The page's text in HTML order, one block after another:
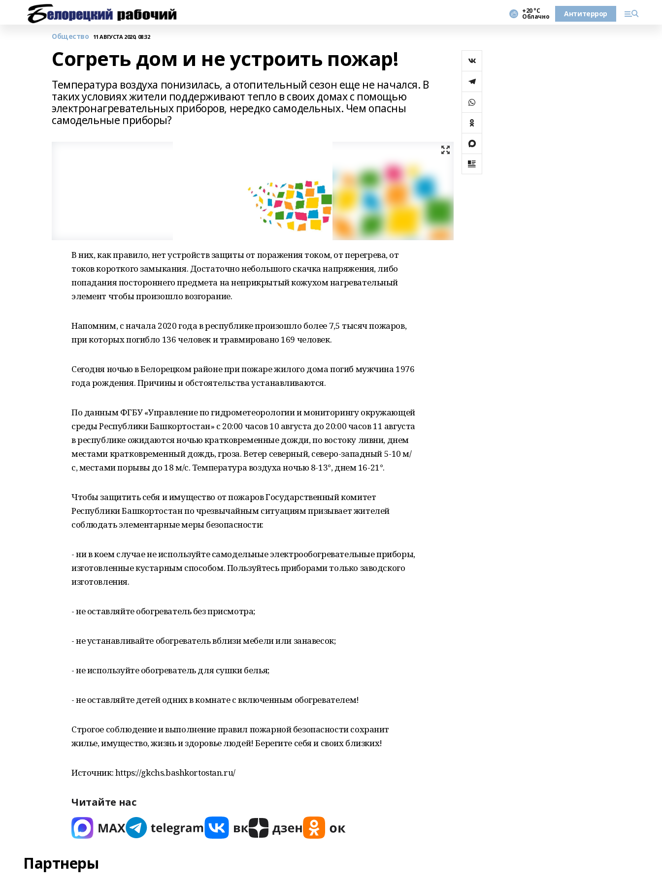
+20 °С
Облачно Антитеррор
Общество 11 АВГУСТА 2020, 08:32
Согреть дом и не устроить пожар!
Температура воздуха понизилась, а отопительный сезон еще не начался. В
таких условиях жители поддерживают тепло в своих домах с помощью
электронагревательных приборов, нередко самодельных. Чем опасны
самодельные приборы?
В них, как правило, нет устройств защиты от поражения током, от перегрева, от
токов короткого замыкания. Достаточно небольшого скачка напряжения, либо
попадания постороннего предмета на неприкрытый кожухом нагревательный
элемент чтобы произошло возгорание.
Напомним, с начала 2020 года в республике произошло более 7,5 тысяч пожаров,
при которых погибло 136 человек и травмировано 169 человек.
Сегодня ночью в Белорецком районе при пожаре жилого дома погиб мужчина 1976
года рождения. Причины и обстоятельства устанавливаются.
По данным ФГБУ «Управление по гидрометеорологии и мониторингу окружающей
среды Республики Башкортостан» с 20:00 часов 10 августа до 20:00 часов 11 августа
в республике ожидаются ночью кратковременные дожди, по востоку ливни, днем
местами кратковременный дождь, гроза. Ветер северный, северо-западный 5-10 м/
с, местами порывы до 18 м/с. Температура воздуха ночью 8-13°, днем 16-21°.
Чтобы защитить себя и имущество от пожаров Государственный комитет
Республики Башкортостан по чрезвычайным ситуациям призывает жителей
соблюдать элементарные меры безопасности:
- ни в коем случае не используйте самодельные электрообогревательные приборы,
изготовленные кустарным способом. Пользуйтесь приборами только заводского
изготовления.
- не оставляйте обогреватель без присмотра;
- не устанавливайте обогреватель вблизи мебели или занавесок;
- не используйте обогреватель для сушки белья;
- не оставляйте детей одних в комнате с включенным обогревателем!
Строгое соблюдение и выполнение правил пожарной безопасности сохранит
жилье, имущество, жизнь и здоровье людей! Берегите себя и своих близких!
Источник: https://gkchs.bashkortostan.ru/
Читайте нас
Партнеры